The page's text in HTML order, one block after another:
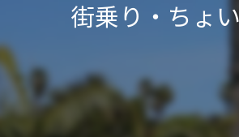
for Business」
舗にスーパーチャージャーを設
4台から考えるEV充電集客
アメリ
街乗り・ちょ